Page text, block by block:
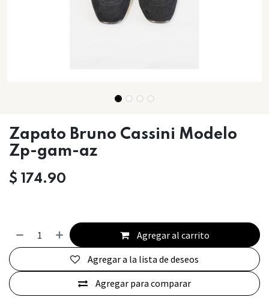
Zapato Bruno Cassini Modelo
Zp-gam-az
$ 174.90
Agregar al carrito
Agregar para comparar
Agregar a la lista de deseos